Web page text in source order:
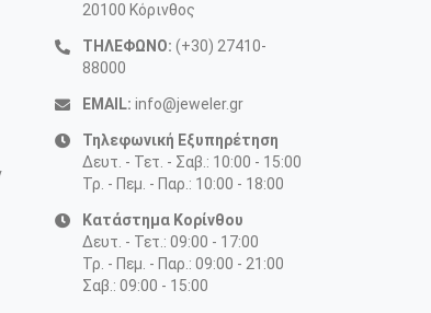
20100 Κόρινθος
ΤΗΛΕΦΩΝΟ: (+30) 27410-
88000
EMAIL: info@jeweler.gr
Τηλεφωνική Εξυπηρέτηση
Δευτ. - Τετ. - Σαβ.: 10:00 - 15:00
Τρ. - Πεμ. - Παρ.: 10:00 - 18:00
Κατάστημα Κορίνθου
Δευτ. - Τετ.: 09:00 - 17:00
Τρ. - Πεμ. - Παρ.: 09:00 - 21:00
Σαβ.: 09:00 - 15:00